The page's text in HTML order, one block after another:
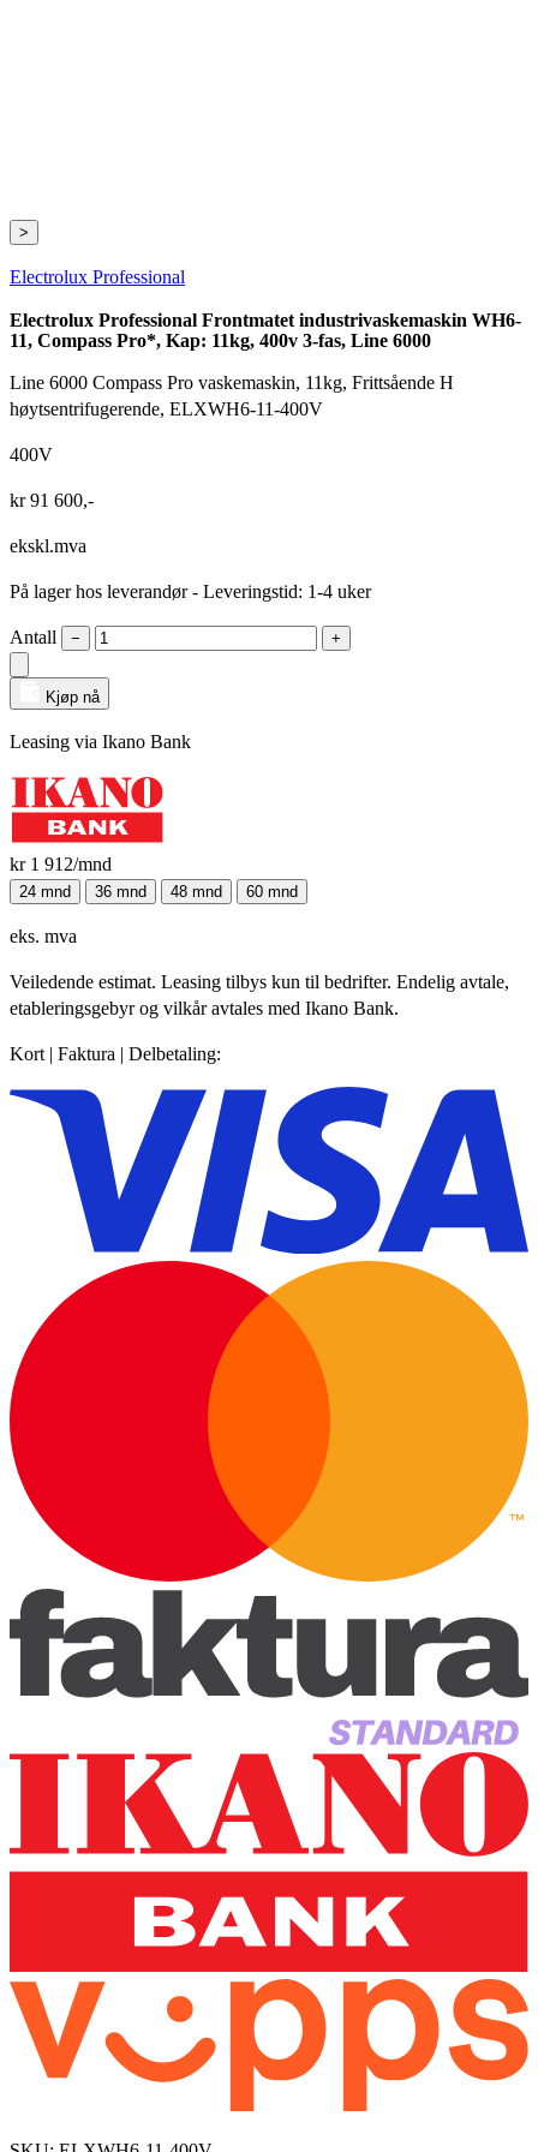
>
Electrolux Professional
Electrolux Professional Frontmatet industrivaskemaskin WH6-
11, Compass Pro*, Kap: 11kg, 400v 3-fas, Line 6000
Line 6000 Compass Pro vaskemaskin, 11kg, Frittsående H
høytsentrifugerende, ELXWH6-11-400V
400V
kr91 600,-
ekskl.mva
På lager hos leverandør- Leveringstid: 1-4 uker
Antall − +
Kjøp nå
Leasing via Ikano Bank
kr 1 912/mnd
24 mnd 36 mnd 48 mnd 60 mnd
eks. mva
Veiledende estimat. Leasing tilbys kun til bedrifter. Endelig avtale,
etableringsgebyr og vilkår avtales med Ikano Bank.
Kort | Faktura | Delbetaling: